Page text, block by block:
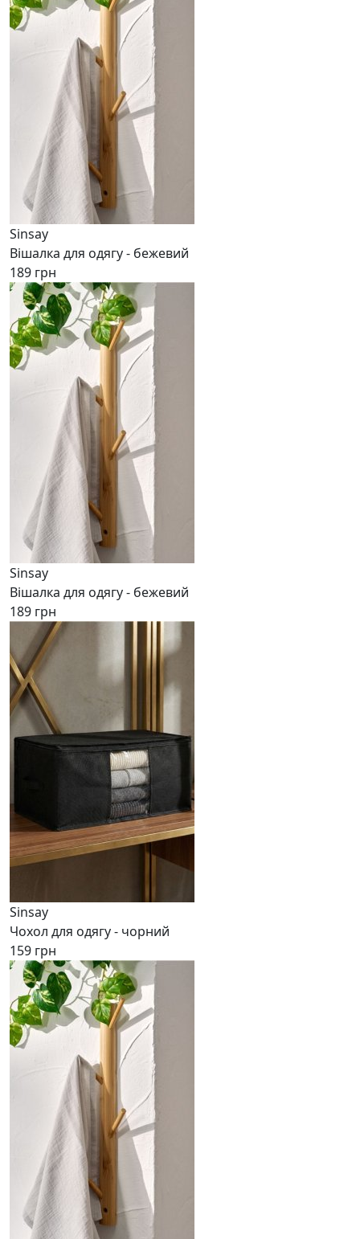
Sinsay
Вішалка для одягу - бежевий
189 грн
Sinsay
Вішалка для одягу - бежевий
189 грн
Sinsay
Чохол для одягу - чорний
159 грн